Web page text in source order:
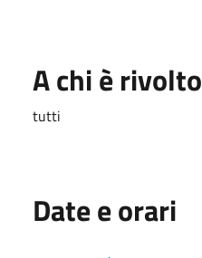
A chi è rivolto
tutti
Date e orari